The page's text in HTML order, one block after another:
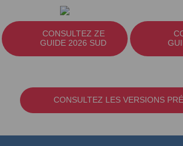
CONSULTEZ ZE
GUIDE 2026 SUD
CONSULTEZ LES VERSIONS